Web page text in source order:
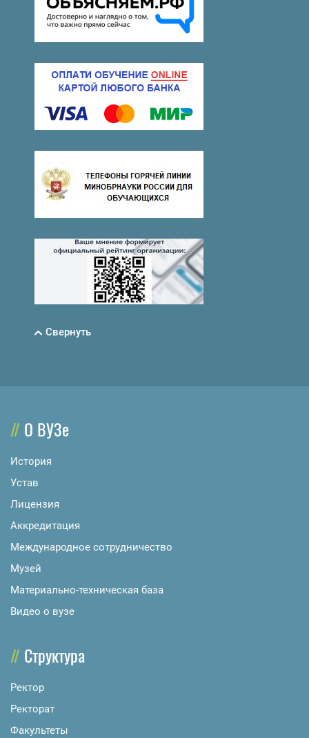
Свернуть
О ВУЗе
История
Устав
Лицензия
Аккредитация
Международное сотрудничество
Музей
Материально-техническая база
Видео о вузе
Структура
Ректор
Ректорат
Факультеты